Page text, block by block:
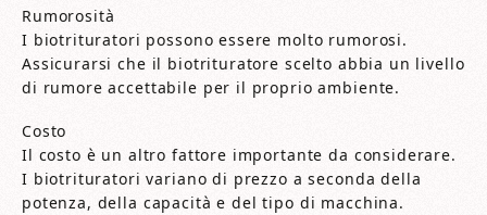
Rumorosità
I biotrituratori possono essere molto rumorosi.
Assicurarsi che il biotrituratore scelto abbia un livello
di rumore accettabile per il proprio ambiente.
Costo
Il costo è un altro fattore importante da considerare.
I biotrituratori variano di prezzo a seconda della
potenza, della capacità e del tipo di macchina.